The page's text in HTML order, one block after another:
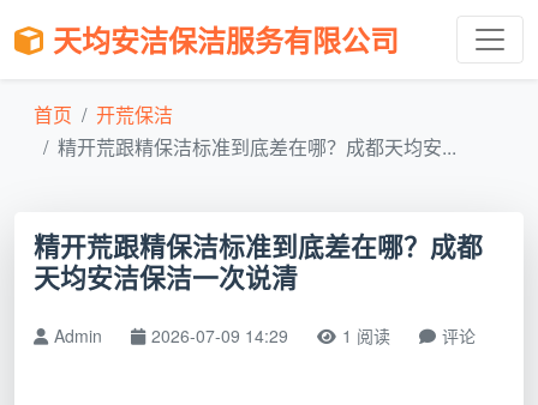
天均安洁保洁服务有限公司
首页
开荒保洁
精开荒跟精保洁标准到底差在哪？成都天均安...
精开荒跟精保洁标准到底差在哪？成都
天均安洁保洁一次说清
Admin 2026-07-09 14:29 1 阅读 评论